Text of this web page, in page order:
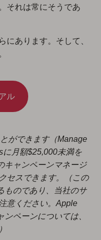
それは常にそうであ
にあります。そして、
ル
ができます（Manage
に月額$25,000未満を
キャンペーンマネージ
セスできます。（この
ものであり、当社のサ
意ください。Apple
ペーンについては、